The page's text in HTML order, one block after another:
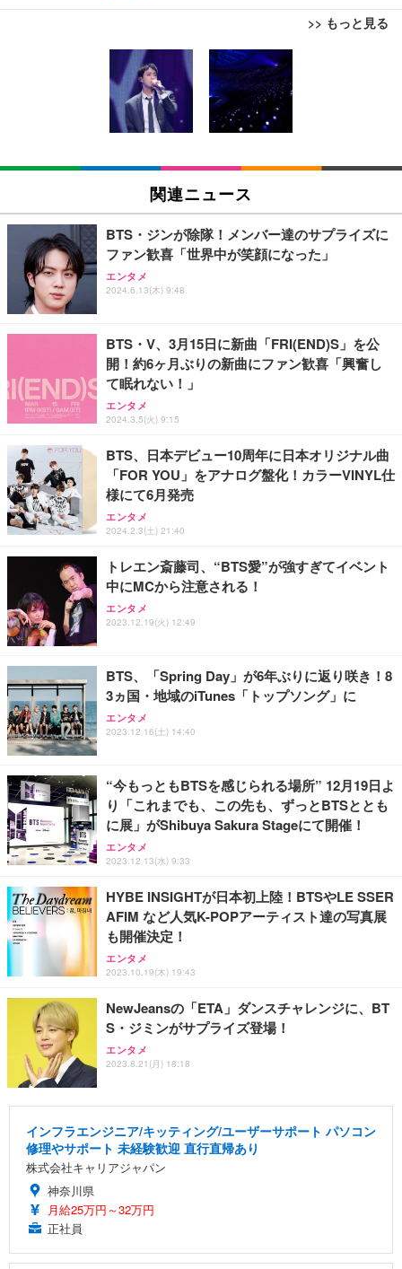
>> もっと見る
EIZO ビジネス向けプレミアムモニター | FlexScan
EV3240X-WT | 31.5型4K UHD・USB Type-C・ホワ
イト
￥105,595
EIZO ビジネス向けプレミアムモニター | FlexScan
【純正品】27"ゲーミングモニター DualSense 充電
フック付き（CFI-ZDM1J）
【整備済み品】Dell E2724HS 27インチ 液晶モニタ
ー フルHD（1920×1080）VA 非光沢 HDMI/DisplayP
ort/VGA スピーカー内蔵 高さ調整 スイベル VESA対
応 ComfortView ビジネス向け
【MiniLED/24.5inch/280Hz/FHD】GRAPHT THE S
HOOTER Gaming Monitor 24” Essential ゲーミン
グモニター QD 24.5インチ 1ms FHD 量子ドット 残
像低減 (3年保証 | 輝点保証 | 日本メーカー)
￥34,980
TITAN GAMING 【メーカー保証1年】【850W GOL
D電源搭載】 ゲーミングPC デスクトップパソコン
GeForce RTX 5060 Ryzen 7 5700X メモリ32GB NV
Me SSD 2TB Windows 11 Home CX200M ブラック
￥222,000
TITAN GAMING 【メーカー保証1年】【850W GOL
GeForce RTX 5060 Ryzen 7 5700X メモリ32GB NV
Me SSD 2TB Windows 11 Home CX200M ホワイト
【整備済み品】Lenovo ThinkCentre M75s Gen2 Ry
zen 5 PRO 3400G メモリ16GB SSD256GB Window
s11 Pro MS Office 2021 Type-C Wi-Fi Bluetooth D
【整備済み品】 ゲーミングPC デスクトップ タワー
型 UNITCOM biz-h 10世代 Core i7-10700 - RTX 406
0 8G - 32GBメモリ - 大容量 SSD1.0TB - Windows
11 - ゲームPC - プロ仕様 マウスコンピュータ
【整備済み品】Dell OptiPlex SFF Plus 7010 デスク
トップPC Core i5-13500 DDR4 メモリ32GB SSD51
2GB+HDD1TB MS Office 2021 DisplayPort/HDMI U
SB3.2 有線LAN 省スペース ビジネスPC/Wi-Fi USB
￥114,800
EIZO ビジネス向けプレミアムモニター | FlexScan
EV3240X-WT | 31.5型4K UHD・USB Type-C・ホワ
イト
￥105,595
EIZO ビジネス向けプレミアムモニター | FlexScan
【純正品】27"ゲーミングモニター DualSense 充電
フック付き（CFI-ZDM1J）
【整備済み品】Dell E2724HS 27インチ 液晶モニタ
ー フルHD（1920×1080）VA 非光沢 HDMI/DisplayP
ort/VGA スピーカー内蔵 高さ調整 スイベル VESA対
応 ComfortView ビジネス向け
【MiniLED/24.5inch/280Hz/FHD】GRAPHT THE S
HOOTER Gaming Monitor 24” Essential ゲーミン
グモニター QD 24.5インチ 1ms FHD 量子ドット 残
像低減 (3年保証 | 輝点保証 | 日本メーカー)
￥34,980
関連ニュース
BTS・ジンが除隊！メンバー達のサプライズに
ファン歓喜「世界中が笑顔になった」
エンタメ
2024.6.13(木) 9:48
BTS・V、3月15日に新曲「FRI(END)S」を公
開！約6ヶ月ぶりの新曲にファン歓喜「興奮し
て眠れない！」
エンタメ
2024.3.5(火) 9:15
BTS、日本デビュー10周年に日本オリジナル曲
「FOR YOU」をアナログ盤化！カラーVINYL仕
様にて6月発売
エンタメ
2024.2.3(土) 21:40
トレエン斎藤司、“BTS愛”が強すぎてイベント
中にMCから注意される！
エンタメ
2023.12.19(火) 12:49
BTS、「Spring Day」が6年ぶりに返り咲き！8
3ヵ国・地域のiTunes「トップソング」に
エンタメ
2023.12.16(土) 14:40
“今もっともBTSを感じられる場所” 12月19日よ
り「これまでも、この先も、ずっとBTSととも
に展」がShibuya Sakura Stageにて開催！
エンタメ
2023.12.13(水) 9:33
HYBE INSIGHTが日本初上陸！BTSやLE SSER
AFIM など人気K-POPアーティスト達の写真展
も開催決定！
エンタメ
2023.10.19(木) 19:43
NewJeansの「ETA」ダンスチャレンジに、BT
S・ジミンがサプライズ登場！
エンタメ
2023.8.21(月) 18:18
インフラエンジニア/キッティング/ユーザーサポート パソコン
修理やサポート 未経験歓迎 直行直帰あり
株式会社キャリアジャパン
神奈川県
月給25万円～32万円
正社員